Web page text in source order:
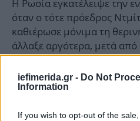
iefimerida.gr - Do Not
Information
If you wish to opt-out of the
Η Ρωσία εγκατέλειψε την
όταν ο τότε πρόεδρος
καθιέρωσε μόνιμα τη
άλλαξε αργότερα, μετά από
πολιτών για το σκοτάδι
χειμώνα.